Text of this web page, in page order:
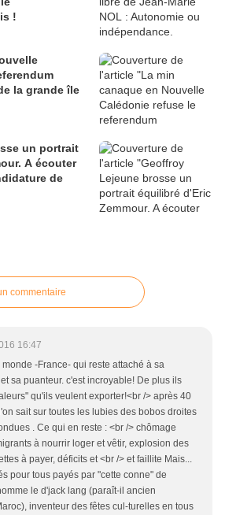
!
la grande île
un portrait
A écouter
de
commentaire
16:47
-France- qui reste attaché à sa
sa puanteur. c'est incroyable! De plus ils
qu'ils veulent exporter!<br /> après 40
sait sur toutes les lubies des bobos droites
. Ce qui en reste : <br /> chômage
à nourrir loger et vêtir, explosion des
à payer, déficits et <br /> et faillite Mais...
pour tous payés par "cette conne" de
le d'jack lang (paraît-il ancien
inventeur des fêtes cul-turelles en tous